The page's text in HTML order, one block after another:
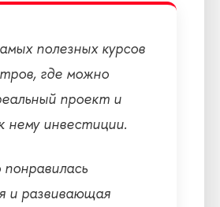
полезных курсов
где можно
проект и
нему инвестиции.
и развивающая